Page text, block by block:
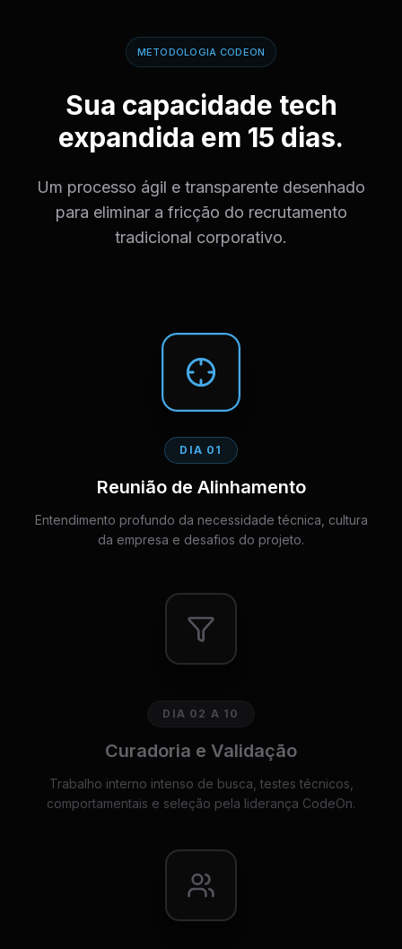
METODOLOGIA CODEON
Sua capacidade tech
expandida em 15 dias.
Um processo ágil e transparente desenhado
para eliminar a fricção do recrutamento
tradicional corporativo.
DIA 01
Reunião de Alinhamento
Entendimento profundo da necessidade técnica, cultura
da empresa e desafios do projeto.
DIA 02 A 10
Curadoria e Validação
Trabalho interno intenso de busca, testes técnicos,
comportamentais e seleção pela liderança CodeOn.